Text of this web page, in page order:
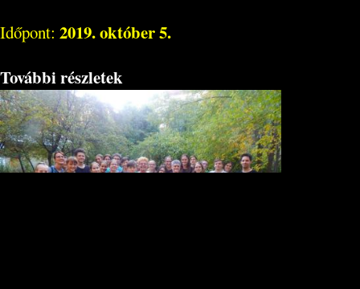
Időpont: 2019. október 5.
További részletek